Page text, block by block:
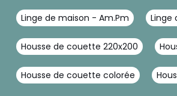
Linge de maison - Am.Pm Linge
Housse de couette 220x200
Housse de couette colorée